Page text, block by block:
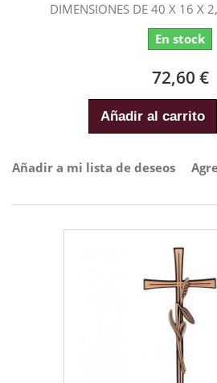
DIMENSIONES DE 40 X 16 X
En stock
72,60 €
Añadir al carrito
Añadir a mi lista de deseos